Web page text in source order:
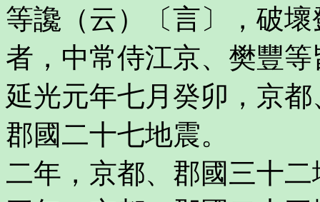
等讒（云）〔言〕，破
者，中常侍江京、樊豐
延光元年七月癸卯，京
郡國二十七地震。
二年，京都、郡國三十二